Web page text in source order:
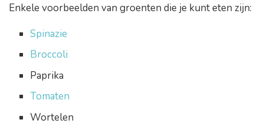
Enkele voorbeelden van groenten die je kunt eten zijn:
Spinazie
Broccoli
Paprika
Tomaten
Wortelen